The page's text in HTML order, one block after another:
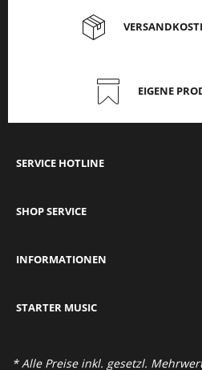
EIGENE
SERVICE HOTLINE
SHOP SERVICE
INFORMATIONEN
STARTER MUSIC
* Alle Preise inkl. gesetzl.